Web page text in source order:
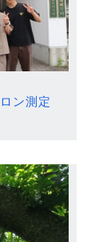
ン測定